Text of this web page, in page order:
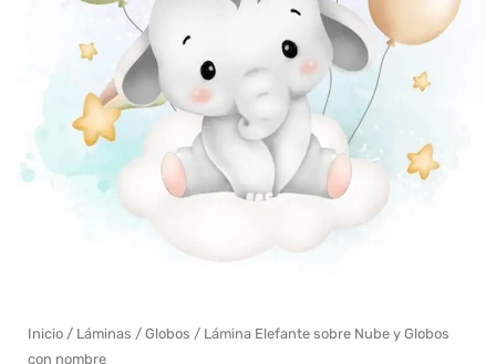
Inicio / Láminas / Globos / Lámina Elefante sobre Nube y Globos
con nombre